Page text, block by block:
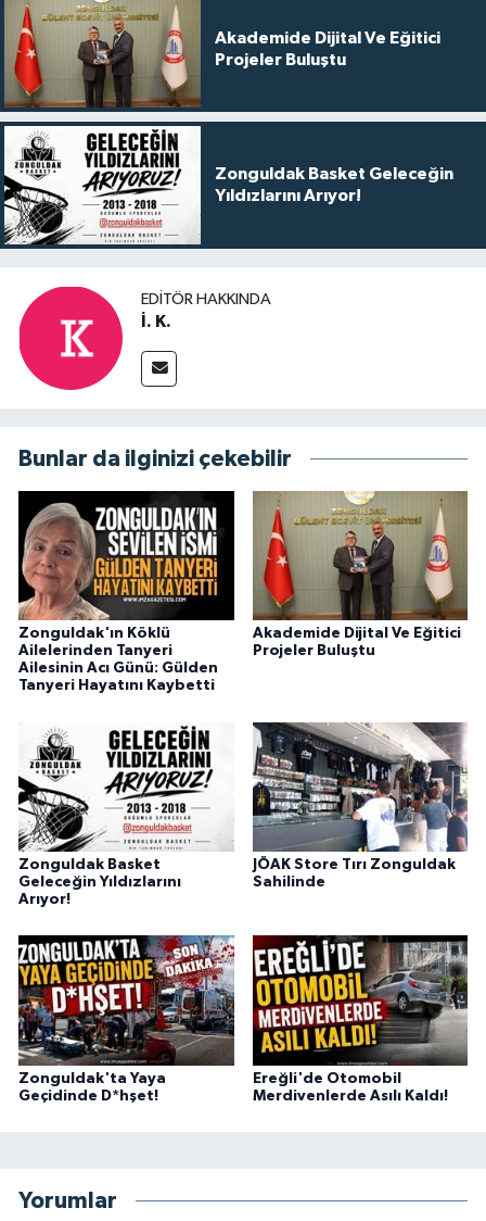
Akademide Dijital Ve Eğitici
Projeler Buluştu
Zonguldak Basket Geleceğin
Yıldızlarını Arıyor!
EDITÖR HAKKINDA
İ. K.
Bunlar da ilginizi çekebilir
Zonguldak'ın Köklü
Ailelerinden Tanyeri
Ailesinin Acı Günü: Gülden
Tanyeri Hayatını Kaybetti
Akademide Dijital Ve Eğitici
Projeler Buluştu
Zonguldak Basket
Geleceğin Yıldızlarını
Arıyor!
JÖAK Store Tırı Zonguldak
Sahilinde
Zonguldak'ta Yaya
Geçidinde D*hşet!
Ereğli'de Otomobil
Merdivenlerde Asılı Kaldı!
Yorumlar